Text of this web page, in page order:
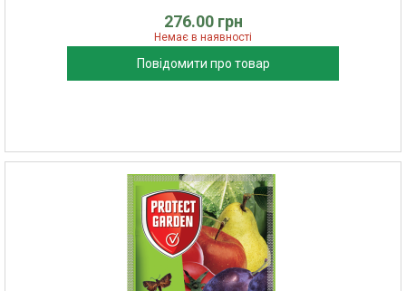
276.00 грн
Немає в наявності
Повідомити про товар